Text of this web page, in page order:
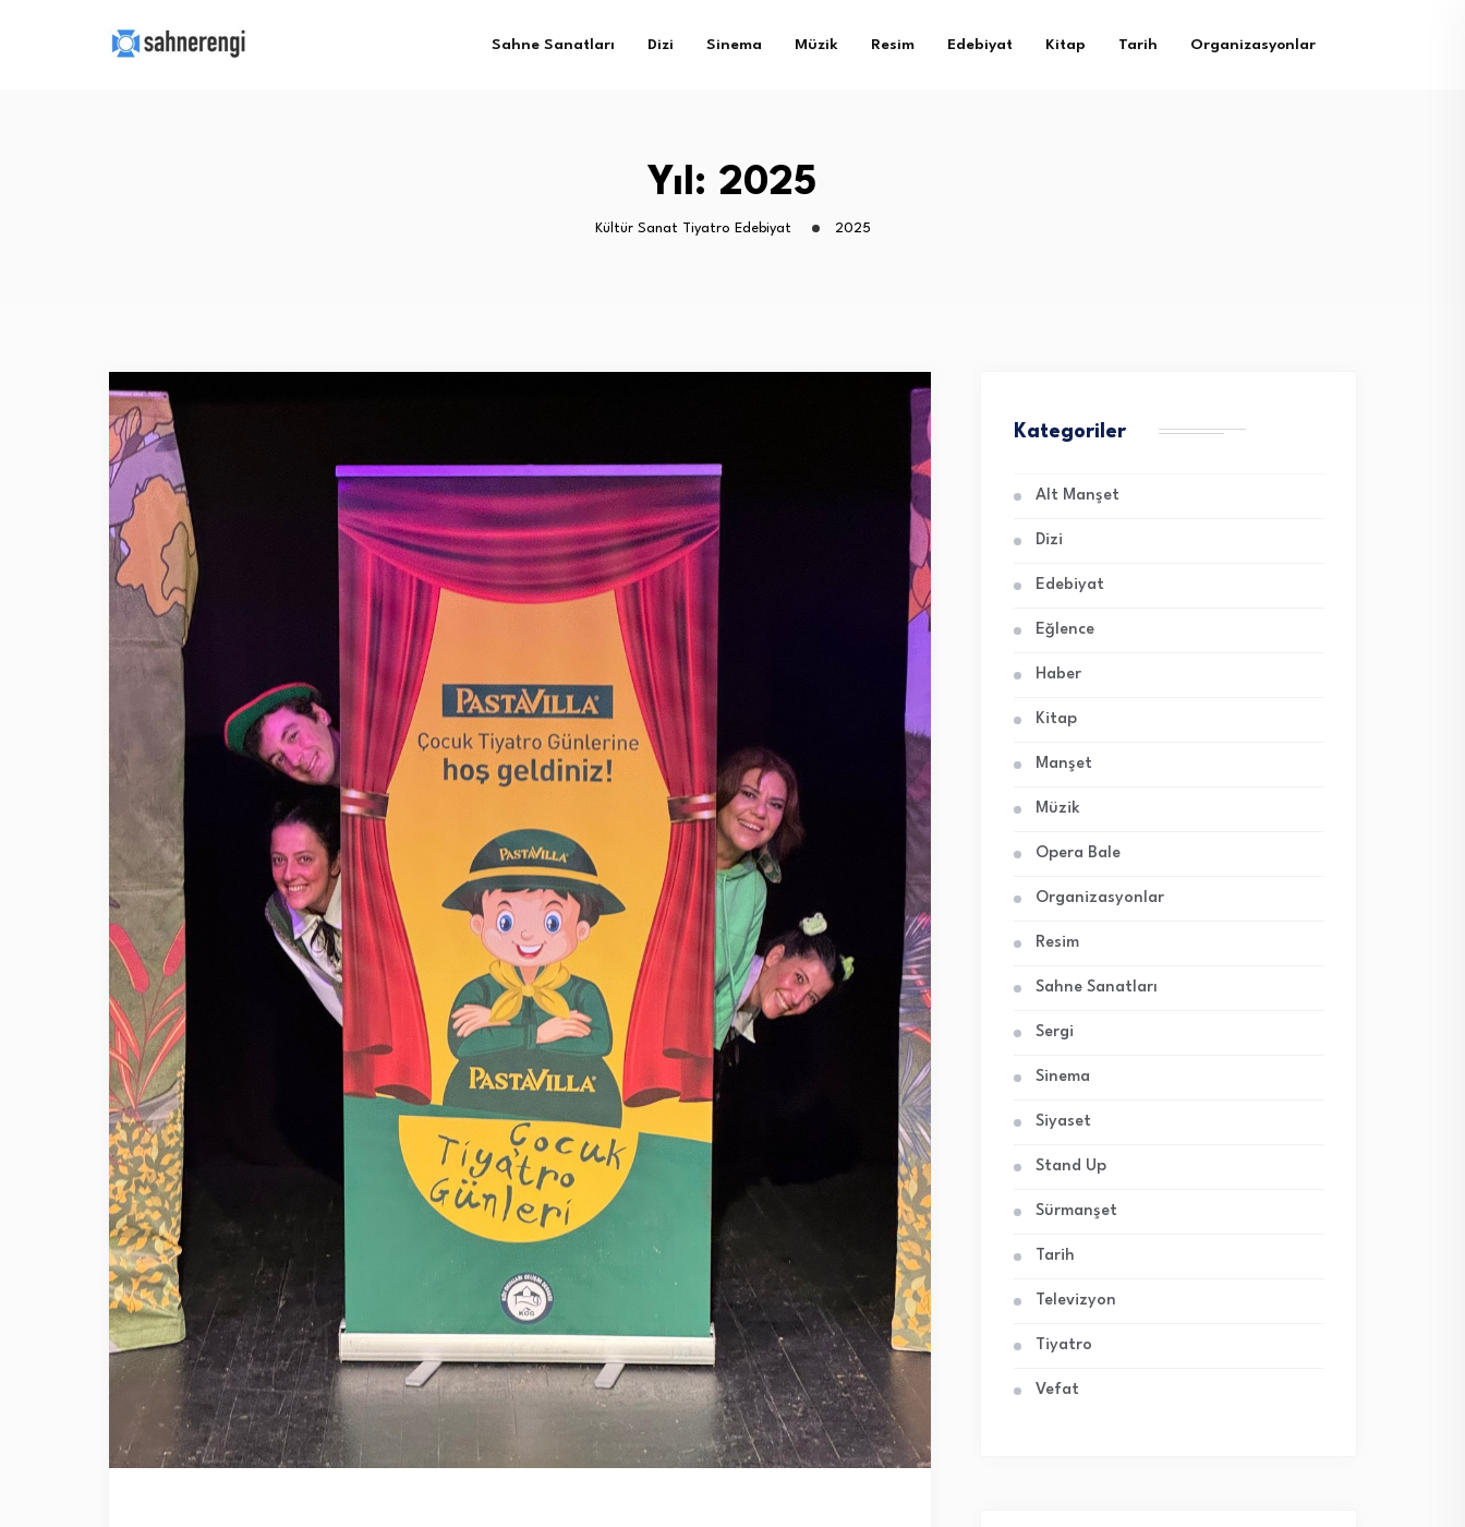
Sahne Sanatları Dizi Sinema Müzik Resim Edebiyat Kitap Tarih Organizasyonlar
Yıl: 2025
Kültür Sanat Tiyatro Edebiyat 2025
Kategoriler
Alt Manşet
Dizi
Edebiyat
Eğlence
Haber
Kitap
Manşet
Müzik
Opera Bale
Organizasyonlar
Resim
Sahne Sanatları
Sergi
Sinema
Siyaset
Stand Up
Sürmanşet
Tarih
Televizyon
Tiyatro
Vefat